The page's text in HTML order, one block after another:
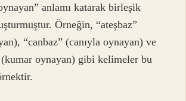
anlamı katarak birleşik
Örneğin, “ateşbaz”
“canbaz” (canıyla oynayan) ve
(kumar oynayan) gibi kelimeler bu